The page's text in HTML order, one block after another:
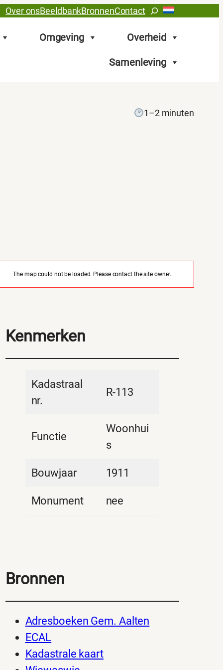
Over onsBeeldbankBronnenContactZoeken
Omgeving Overheid
Samenleving
1–2 minuten
The map could not be loaded. Please contact the site owner.
Kenmerken
Kadastraal
nr.
R-113
Functie
Woonhui
s
Bouwjaar 1911
Monument nee
Bronnen
Adresboeken Gem. Aalten
ECAL
Kadastrale kaart